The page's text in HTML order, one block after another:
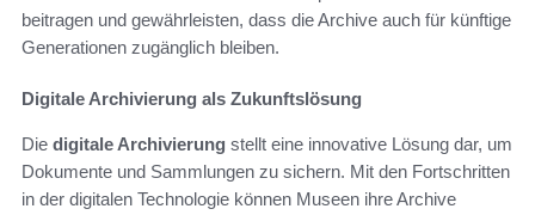
beitragen und gewährleisten, dass die Archive auch für künftige
Generationen zugänglich bleiben.
Digitale Archivierung als Zukunftslösung
Die digitale Archivierung stellt eine innovative Lösung dar, um
Dokumente und Sammlungen zu sichern. Mit den Fortschritten
in der digitalen Technologie können Museen ihre Archive